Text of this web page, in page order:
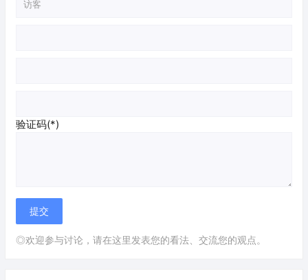
验证码(*)
◎欢迎参与讨论，请在这里发表您的看法、交流您的观点。